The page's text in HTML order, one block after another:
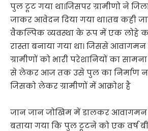
पुल टूट गया था।जिसपर ग्रामीणो ने
जाकर आवेदन दिया गया था।तब कही
वैकल्पिक व्यवस्था के रूप में एक लोहे
रास्ता बनाया गया था। जिससे
ग्रामीणों को भारी परेशानियों का
से लेकर आज तक उसे पुल का निर्माण
जिसको लेकर ग्रामीणों में आक्रोश है
जान जान जोखिम में डालकर
बताया गया कि पुल टूटने को एक वर्ष